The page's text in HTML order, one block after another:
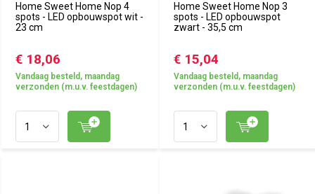
Home Sweet Home Nop 4
spots - LED opbouwspot wit -
23 cm
€ 18,06
Vandaag besteld, maandag
verzonden (m.u.v. feestdagen)
Home Sweet Home Nop 3
spots - LED opbouwspot
zwart - 35,5 cm
€ 15,04
Vandaag besteld, maandag
verzonden (m.u.v. feestdagen)